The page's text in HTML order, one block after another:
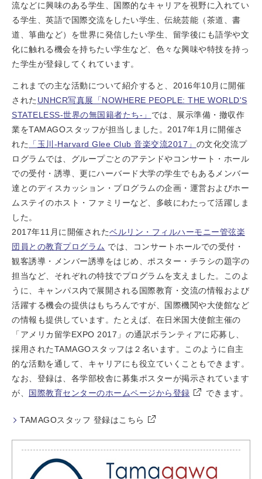
流などに興味のある学生、国際的なキャリアを視野に入れてい
る学生、英語で国際交流をしたい学生、伝統芸能（茶道、書
道、箏曲など）を世界に発信したい学生、留学後にも語学や文
化に触れる機会を持ちたい学生など、色々な興味や特技を持っ
た学生が登録してくれています。
これまでの主な活動について紹介すると、2016年10月に開催
された UNHCR写真展「NOWHERE PEOPLE: THE WORLD'S
STATELESS-世界の無国籍者たち-」 では、展示準備・撤収作
業をTAMAGOスタッフが担当しました。2017年1月に開催さ
れた
「玉川-Harvard Glee Club 音楽交流2017」 の文化交流プ
ログラムでは、グループごとのアテンドやコンサート・ホール
での受付・誘導、更にハーバード大学の学生でもあるメンバー
達とのディスカッション・プログラムの企画・運営およびホー
ムステイのホスト・ファミリーなど、多岐にわたって活躍しま
した。
2017年11月に開催されたベルリン・フィルハーモニー管弦楽
団員との教育プログラム では、コンサートホールでの受付・
観客誘導・メンバー誘導をはじめ、ポスター・チラシの題字の
担当など、それぞれの特技でプログラムを支えました。このよ
うに、キャンパス内で展開される国際教育・交流の情報および
活躍する機会の提供はもちろんですが、国際機関や大使館など
の情報も提供しています。たとえば、在日米国大使館主催の
「アメリカ留学EXPO 2017」の通訳ボランティアに応募し、
採用されたTAMAGOスタッフは２名います。このように自主
的な活動を通して、キャリアにも役立ていくこともできます。
なお、登録は、各学部校舎に募集ポスターが掲示されています
が、
国際教育センターのホームページから登録 できます。
TAMAGOスタッフ 登録はこちら